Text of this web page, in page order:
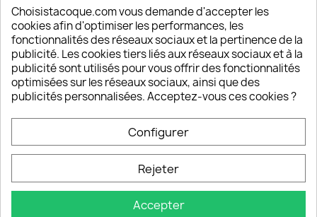
Depuis 2009, entre 92% et 94% de nos clients
sont satisfaits de nos produits
Un SAV à votre écoute
Notre SAV est disponible 6/7J de 10h à 18H
Choisistacoque.com vous demande d'accepter les
cookies afin d'optimiser les performances, les
fonctionnalités des réseaux sociaux et la pertinence de la
publicité. Les cookies tiers liés aux réseaux sociaux et à la
publicité sont utilisés pour vous offrir des fonctionnalités
optimisées sur les réseaux sociaux, ainsi que des
publicités personnalisées. Acceptez-vous ces cookies ?
Configurer
Rejeter
Accepter